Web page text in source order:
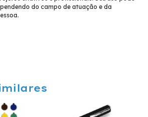
do campo de atuação e da